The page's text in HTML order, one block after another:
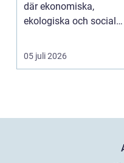
där ekonomiska,
ekologiska och sociala
...
05 juli 2026